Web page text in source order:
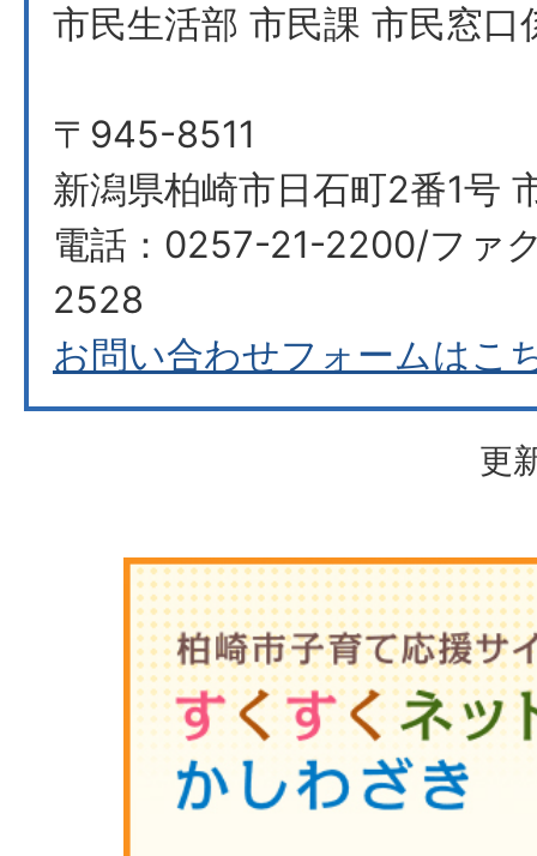
市民生活部 市民課 市民窓口
〒945-8511
新潟県柏崎市日石町2番1号
電話：0257-21-2200/ファ
2528
お問い合わせフォームはこ
更